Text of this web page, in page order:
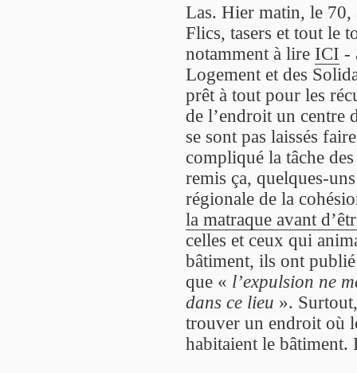
Las. Hier matin, le 70,
Flics, tasers et tout le
notamment à lire ICI -
Logement et des
prêt à tout pour les
de l’endroit un centre
se sont pas laissés
compliqué la tâche
remis ça, quelques-
régionale de la
la matraque avant
celles et ceux qui
bâtiment, ils ont
que « l’expulsion ne
dans ce lieu ».
trouver un endroit où
habitaient le bâtiment.